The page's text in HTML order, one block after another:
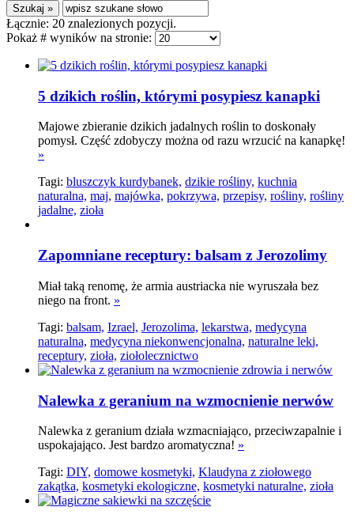
Łącznie: 20 znalezionych pozycji.
Pokaż # wyników na stronie:
5 dzikich roślin, którymi posypiesz kanapki
Majowe zbieranie dzikich jadalnych roślin to doskonały
pomysł. Część zdobyczy można od razu wrzucić na kanapkę!
»
Tagi: bluszczyk kurdybanek, dzikie rośliny, kuchnia
naturalna, maj, majówka, pokrzywa, przepisy, rośliny, rośliny
jadalne, zioła
Zapomniane receptury: balsam z Jerozolimy
Miał taką renomę, że armia austriacka nie wyruszała bez
niego na front. »
Tagi: balsam, Izrael, Jerozolima, lekarstwa, medycyna
naturalna, medycyna niekonwencjonalna, naturalne leki,
receptury, zioła, ziołolecznictwo
Nalewka z geranium na wzmocnienie nerwów
Nalewka z geranium działa wzmacniająco, przeciwzapalnie i
uspokajająco. Jest bardzo aromatyczna! »
Tagi: DIY, domowe kosmetyki, Klaudyna z ziołowego
zakątka, kosmetyki ekologiczne, kosmetyki naturalne, zioła